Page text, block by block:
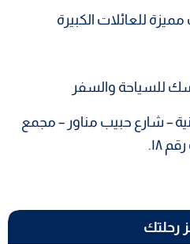
رحلتك
للعائلات الكبيرة
للسياحة والسفر
– شارع حبيب مناور – مجمع